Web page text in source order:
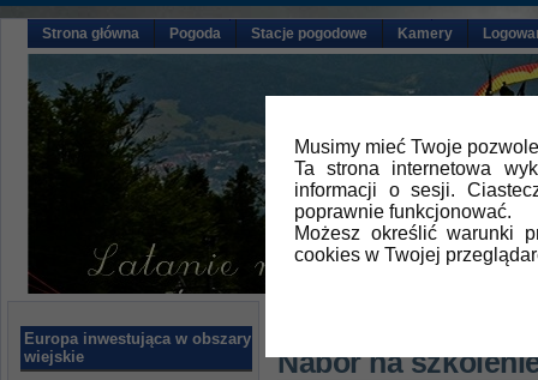
Musimy mieć Twoje
Ta strona internetowa
informacji o sesji.
poprawnie funkcjonować.
Możesz określić warunki
cookies w Twojej
Strona główna Pogoda Stacje pogodowe Kamery
Europa inwestująca w obszary
wiejskie
Nabór na